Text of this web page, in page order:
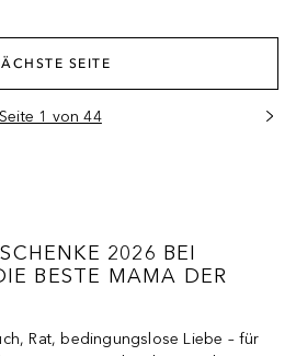
SEITE
Seite 1 von 44
2026 BEI
BESTE MAMA DER
Rat, bedingungslose Liebe – für